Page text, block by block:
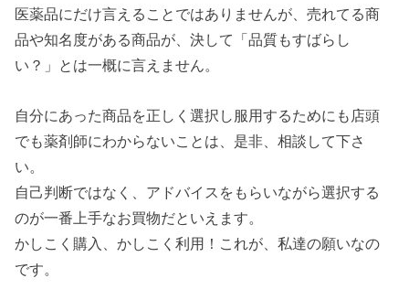
医薬品にだけ言えることではありませんが、売れてる商
品や知名度がある商品が、決して「品質もすばらし
い？」とは一概に言えません。
自分にあった商品を正しく選択し服用するためにも店頭
でも薬剤師にわからないことは、是非、相談して下さ
い。
自己判断ではなく、アドバイスをもらいながら選択する
のが一番上手なお買物だといえます。
かしこく購入、かしこく利用！これが、私達の願いなの
です。